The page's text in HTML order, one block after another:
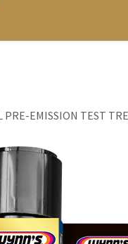
PRE-EMISSION TEST